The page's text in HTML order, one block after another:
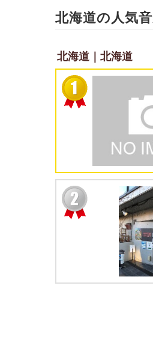
北海道の人気
北海道｜北海道